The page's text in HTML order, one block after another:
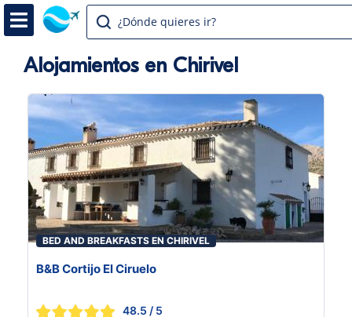
¿Dónde quieres ir?
Alojamientos en Chirivel
BED AND BREAKFASTS EN CHIRIVEL
B&B Cortijo El Ciruelo
48.5 / 5